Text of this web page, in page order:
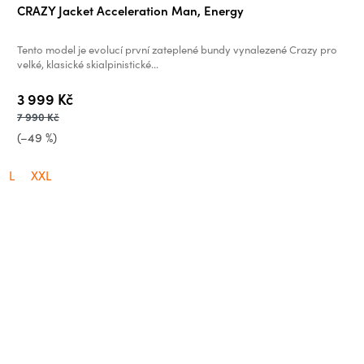
CRAZY Jacket Acceleration Man, Energy
hodnocení
produktu
je
z
5
hvězdiček.
3 999 Kč
7 990 Kč
(–49 %)
Tento model je evolucí první zateplené bundy vynalezené Crazy pro
velké, klasické skialpinistické...
L XXL